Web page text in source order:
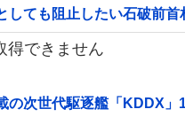
しても阻止したい石破前
得できません
の次世代駆逐艦「KDDX